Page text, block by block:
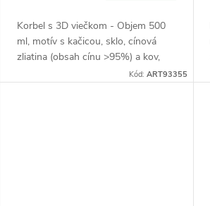
Korbel s 3D viečkom - Objem 500
ml, motív s kačicou, sklo, cínová
zliatina (obsah cínu >95%) a kov,
hmotnosť 1004 g, strieborný
Kód: ART93355